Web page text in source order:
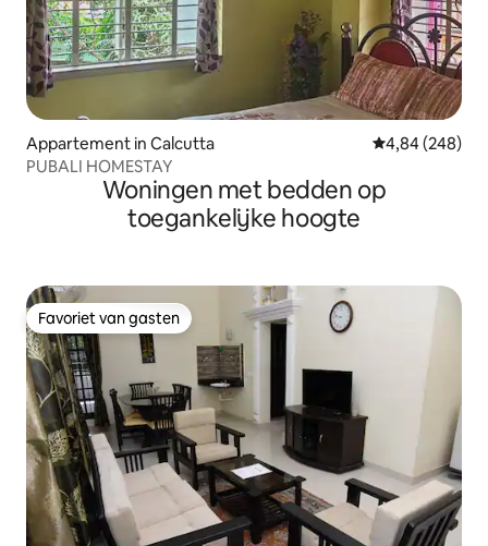
Appartement in Calcutta Gemiddelde
4,84 (248)
PUBALI HOMESTAY
Woningen met bedden op
toegankelijke hoogte
Favoriet van gasten
Favoriet van gasten